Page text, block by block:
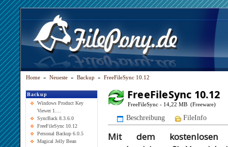
Home » Neueste » Backup » FreeFileSync 10.12
Backup
Windows Product Key
Viewer 1....
SyncBack 8.3.6.0
FreeFileSync 10.12
Personal Backup 6.0.5
Magical Jelly Bean
FreeFileSync 10.12
FreeFileSync - 14,22 MB (Freeware)
Beschreibung FileInfo
Mit dem kostenlosen